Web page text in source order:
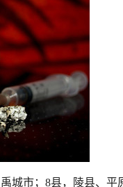
城市；8县，陵县、